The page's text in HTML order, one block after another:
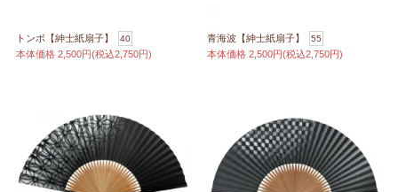
トンボ【紳士紙扇子】 40
本体価格 2,500円(税込2,750円)
青海波【紳士紙扇子】 55
本体価格 2,500円(税込2,750円)